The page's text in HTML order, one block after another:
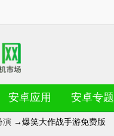
安卓应用 安卓专题
演 →爆笑大作战手游免费版